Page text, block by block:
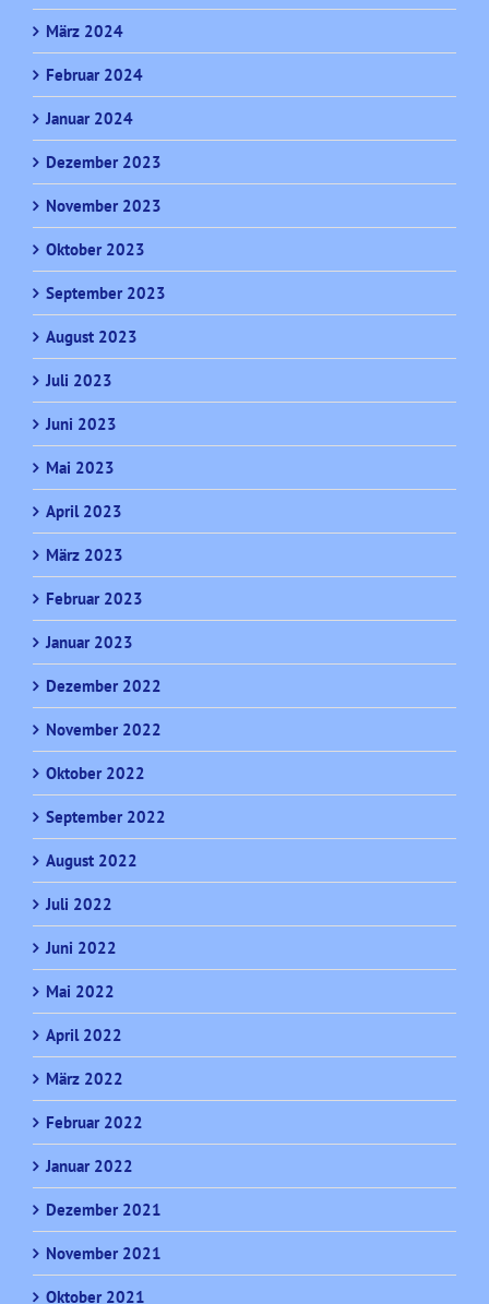
März 2024
Februar 2024
Januar 2024
Dezember 2023
November 2023
Oktober 2023
September 2023
August 2023
Juli 2023
Juni 2023
Mai 2023
April 2023
März 2023
Februar 2023
Januar 2023
Dezember 2022
November 2022
Oktober 2022
September 2022
August 2022
Juli 2022
Juni 2022
Mai 2022
April 2022
März 2022
Februar 2022
Januar 2022
Dezember 2021
November 2021
Oktober 2021